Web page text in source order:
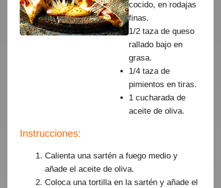
cocido, en rodajas
finas.
1/2 taza de queso
rallado bajo en
grasa.
1/4 taza de
pimientos en tiras.
1 cucharada de
aceite de oliva.
Instrucciones:
Calienta una sartén a fuego medio y
añade el aceite de oliva.
Coloca una tortilla en la sartén y añade el